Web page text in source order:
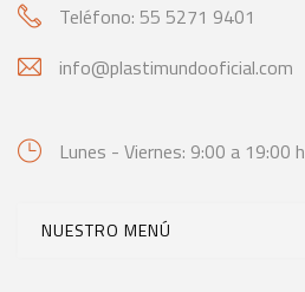
Teléfono: 55 5271 9401
info@plastimundooficial.com
Lunes - Viernes: 9:00 a 19:00 h
NUESTRO MENÚ